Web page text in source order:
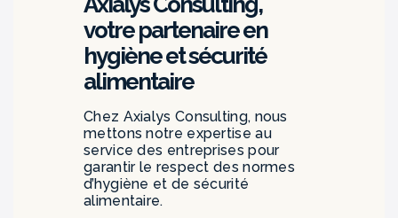
votre partenaire en
hygiène et sécurité
alimentaire
Chez Axialys Consulting, nous
mettons notre expertise au
service des entreprises pour
garantir le respect des normes
d’hygiène et de sécurité
alimentaire.